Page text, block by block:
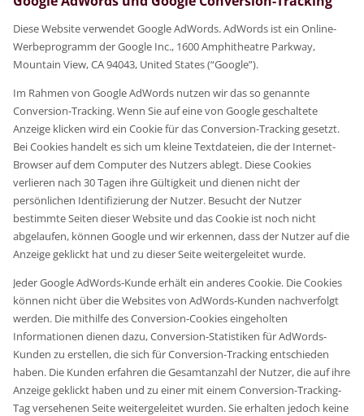
Diese Website verwendet Google AdWords. AdWords ist ein Online-
Werbeprogramm der Google Inc., 1600 Amphitheatre Parkway,
Mountain View, CA 94043, United States (“Google”).
Im Rahmen von Google AdWords nutzen wir das so genannte
Conversion-Tracking. Wenn Sie auf eine von Google geschaltete
Anzeige klicken wird ein Cookie für das Conversion-Tracking gesetzt.
Bei Cookies handelt es sich um kleine Textdateien, die der Internet-
Browser auf dem Computer des Nutzers ablegt. Diese Cookies
verlieren nach 30 Tagen ihre Gültigkeit und dienen nicht der
persönlichen Identifizierung der Nutzer. Besucht der Nutzer
bestimmte Seiten dieser Website und das Cookie ist noch nicht
abgelaufen, können Google und wir erkennen, dass der Nutzer auf die
Anzeige geklickt hat und zu dieser Seite weitergeleitet wurde.
Jeder Google AdWords-Kunde erhält ein anderes Cookie. Die Cookies
können nicht über die Websites von AdWords-Kunden nachverfolgt
werden. Die mithilfe des Conversion-Cookies eingeholten
Informationen dienen dazu, Conversion-Statistiken für AdWords-
Kunden zu erstellen, die sich für Conversion-Tracking entschieden
haben. Die Kunden erfahren die Gesamtanzahl der Nutzer, die auf ihre
Anzeige geklickt haben und zu einer mit einem Conversion-Tracking-
Tag versehenen Seite weitergeleitet wurden. Sie erhalten jedoch keine